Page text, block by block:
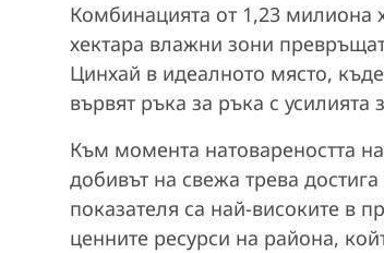
Комбинацията от 1,23 милиона
хектара влажни зони
Цинхай в идеалното място,
вървят ръка за ръка с
Към момента натовареността
добивът на свежа трева
показателя са най-високите в
ценните ресурси на района,